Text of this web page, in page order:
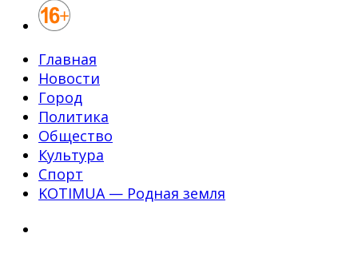
Главная
Новости
Город
Политика
Общество
Культура
Спорт
KOTIMUA — Родная земля